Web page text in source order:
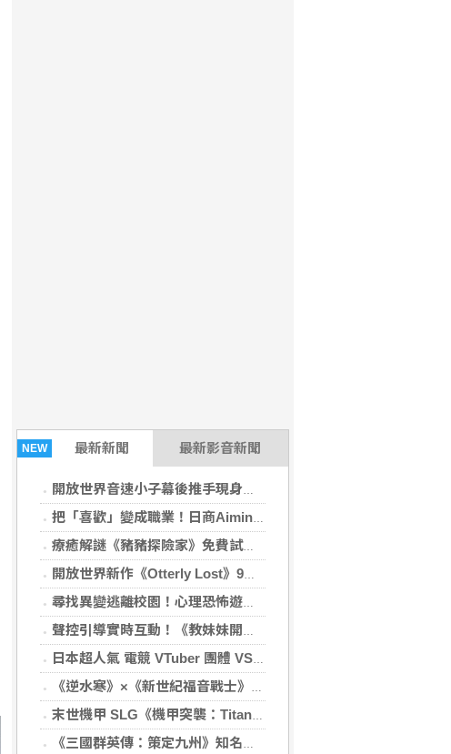
NEW 最新新聞 最新影音新聞
開放世界音速小子幕後推手現身說法：SEGA工程師給新鮮人的求職建議
把「喜歡」變成職業！日商Aiming遊戲工程師親揭菜鳥到職人心路歷程
療癒解謎《豬豬探險家》免費試玩版正式釋出！貼心加入注音與假名模式
開放世界新作《Otterly Lost》9月登場 幫可愛海獺找到回家的路吧
尋找異變逃離校園！心理恐怖遊戲《午夜晚自習》重拾少女忘卻的記憶
聲控引導實時互動！《教妹妹開車》挑戰副駕哥哥的血壓極限
日本超人氣 電競 VTuber 團體 VSPO!《Sail Beyond！～駛向更遠的彼方～》聯動餐廳開跑
《逆水寒》×《新世紀福音戰士》聯動確認。8月28日，全面同步
末世機甲 SLG《機甲突襲：Titan Rush》雙平台正式上線
《三國群英傳：策定九州》知名實況主領軍出征 攜手「可口可樂」跨界應援 沁涼補給熱血開戰